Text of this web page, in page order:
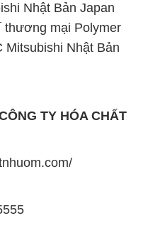
Nhật Bản Japan
thương mại Polymer
Mitsubishi Nhật Bản
TY HÓA CHẤT